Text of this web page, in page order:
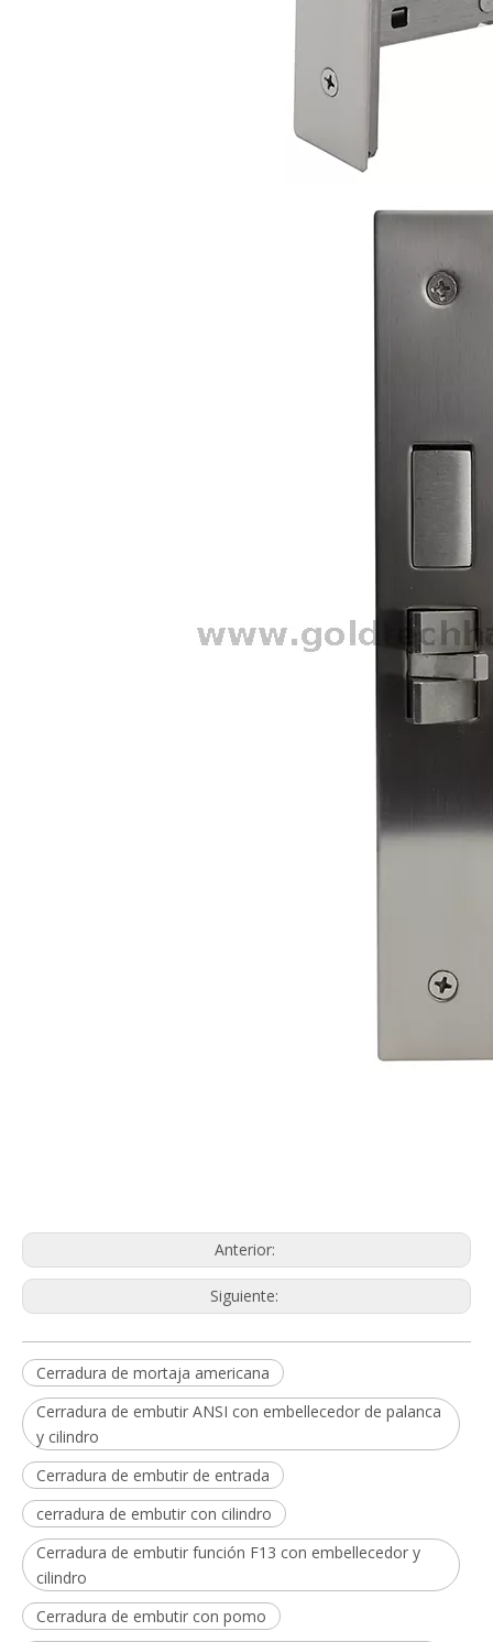
Anterior:
Siguiente:
Cerradura de mortaja americana
Cerradura de embutir ANSI con embellecedor de palanca
y cilindro
Cerradura de embutir de entrada
cerradura de embutir con cilindro
Cerradura de embutir función F13 con embellecedor y
cilindro
Cerradura de embutir con pomo